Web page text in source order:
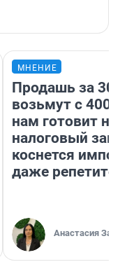
МНЕНИЕ
Продашь за
возьмут с
нам готовит
налоговый
коснется
даже
Анастасия